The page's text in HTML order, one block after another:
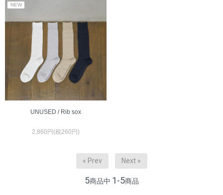
UNUSED / Rib sox
2,860円(税260円)
« Prev Next »
5商品中 1-5商品